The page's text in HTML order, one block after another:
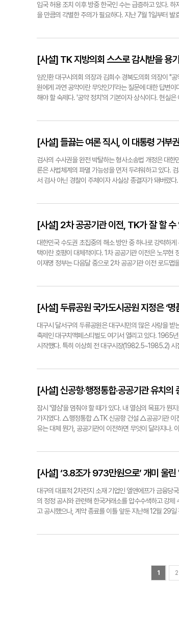
ynnews@yeongnam.com
입국 허용 조치 이후 방중 한국인 수는 급증하고 있다.
을 만큼의 각별한 주의가 필요하다. 지난 7월 1일부터
'좋아요'를 누르는 행위조차 중국 당국의 자의적 해석에
족 정책이나 법을 비판적으로 논의한 적이 단 한 번이라
을 넘어 민주주의 국가에 사는 시민들의 일상적 자유
[사설] TK 지방의회 스스로 감시받을 용
임인환 대구시의회 의장과 김희수 경북도의회 의장이 "
원에게 과연 공약이란 무엇인가'라는 질문에 대한 답변
해야 할 숙제다. '공약 정치'의 기본이자 상식이다. 현실
지 않는다는 데 있다. 공약 정보의 부재는 알 권리의 침
개 조례' 제정이라는 구체적 행동으로 진정성을 증명해
야 한다. 아무리 화려한 공약도 실행되지 않으면 무용
[사설] 들끓는 여론 직시, 이 대통령 거부
검사의 수사권을 완전 박탈하는 형사소송법 개정은 대
론은 사법체계의 파멸 가능성을 먼저 두려워하고 있다.
서 검사 아닌 경찰이 주체이자 사실상 종결자가 돼버렸
정안 강행 통과를 규탄하고 이재명 대통령의 거부권(재
검찰총장 대행이 사의를 표명한 것은 검찰 수사권 박탈
정안들이 본인 재판의 공소 취소를 의도한 것이 아니라
에 와 있다. 논설실기자 ynnews@yeongnam.com
[사설] 2차 공공기관 이전, TK가 잘 할 수
대한민국 수도권 초집중의 해소 방안 중 하나로 강력하
택이란 호평이 대체적이다. 1차 공공기관 이전은 노무
이재명 정부는 다음달 중으로 2차 공공기관 이전 로드
돼 논란의 여지를 남기고 있다. 여기다 1차 공공기관에
과학, 국방 관련 기관을 유치한다는 전략인 것으로 알려
혔다. 따라서 대구경북이 잘 할 수 있는 분야를 선정하고
KOTRA(대한무역투자진흥공사)를 더한다면 중소기업
기관이 입주해 있으나, 교육과 정주여건에서 만족스러
구해야 할 것이다. 논설실기자
[사설] 두류공원 국가도시공원 지정은 ‘명
대구시 달서구의 두류공원은 대구시민의 많은 사랑을
축제인 대구치맥페스티벌도 여기서 열리고 있다. 1965
시작했다. 특히 이상희 전 대구시장(1982.5~1985.2) 시
사업으로 진행되는 국가도시공원 사업은 내년 하반기쯤
두류공원 둘레길 조성과 지하주차장, 대형 온실정원 등
이 될 수밖에 없다. 국가도시공원은 국가적 기념사업이
지정이 되면 국가 차원의 행정적·재정적 지원을 받을 수
공원 지정 요건을 갖추게 되었고, 대구시는 이후 국가도
[사설] 신공항·행정통합·공공기관 유치의
잠시 '열심'을 멈춰야 할 때가 있다. 내 열심의 목표가 뭔
가지였다. △행정통합 △TK 신공항 건설 △공공기관 이전
유는 대체 뭔가, 공공기관이 이전하면 무엇이 달라지나.
항에 함께 노력한다'라는 정도만 언급된 TK 신공항 건설
최종 목적지인 '좋은 일자리 창출'이라는 새 버전의 무기
권 경제물류의 거점으로 도약하는 전략이다. 그래야 항
으로 합치는 단순한 행정 절차가 아니다. 규모의 경제를
을 구축해야 한다. 그래야 통합의 효과를 극대화한다. 2
[사설] ‘3.8조가 973만원으로’ 개미 울린
대구의 대표적 2차전지 소재 기업인 엘앤에프가 금융당
의 정정 공시와 관련해 한국거래소를 압수수색하고 강
고 공시했으나, 계약 종료를 이틀 앞둔 지난해 12월 29
사경은 엘앤에프와 테슬라 간에 오간 이메일, 회의록,
번 사태로 가장 타격을 입은 이는 'K-배터리'의 미래를
1 2